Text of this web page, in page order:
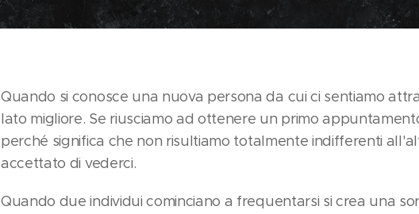
Quando si conosce una nuova persona da cui ci sentiamo
lato migliore. Se riusciamo ad ottenere un primo
perché significa che non risultiamo totalmente indifferenti
accettato di vederci.
Quando due individui cominciano a frequentarsi si crea una